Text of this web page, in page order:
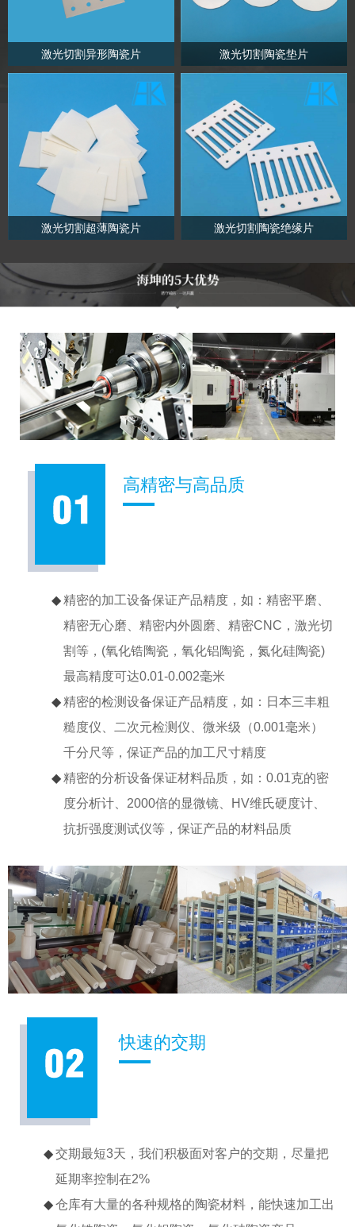
激光切割异形陶瓷片 激光切割陶瓷垫片
激光切割超薄陶瓷片 激光切割陶瓷绝缘片
高精密与高品质
精密的加工设备保证产品精度，如：精密平磨、
精密无心磨、精密内外圆磨、精密CNC，激光切
割等，(氧化锆陶瓷，氧化铝陶瓷，氮化硅陶瓷)
最高精度可达0.01-0.002毫米
精密的检测设备保证产品精度，如：日本三丰粗
糙度仪、二次元检测仪、微米级（0.001毫米）
千分尺等，保证产品的加工尺寸精度
精密的分析设备保证材料品质，如：0.01克的密
度分析计、2000倍的显微镜、HV维氏硬度计、
抗折强度测试仪等，保证产品的材料品质
快速的交期
交期最短3天，我们积极面对客户的交期，尽量把
延期率控制在2%
仓库有大量的各种规格的陶瓷材料，能快速加工出